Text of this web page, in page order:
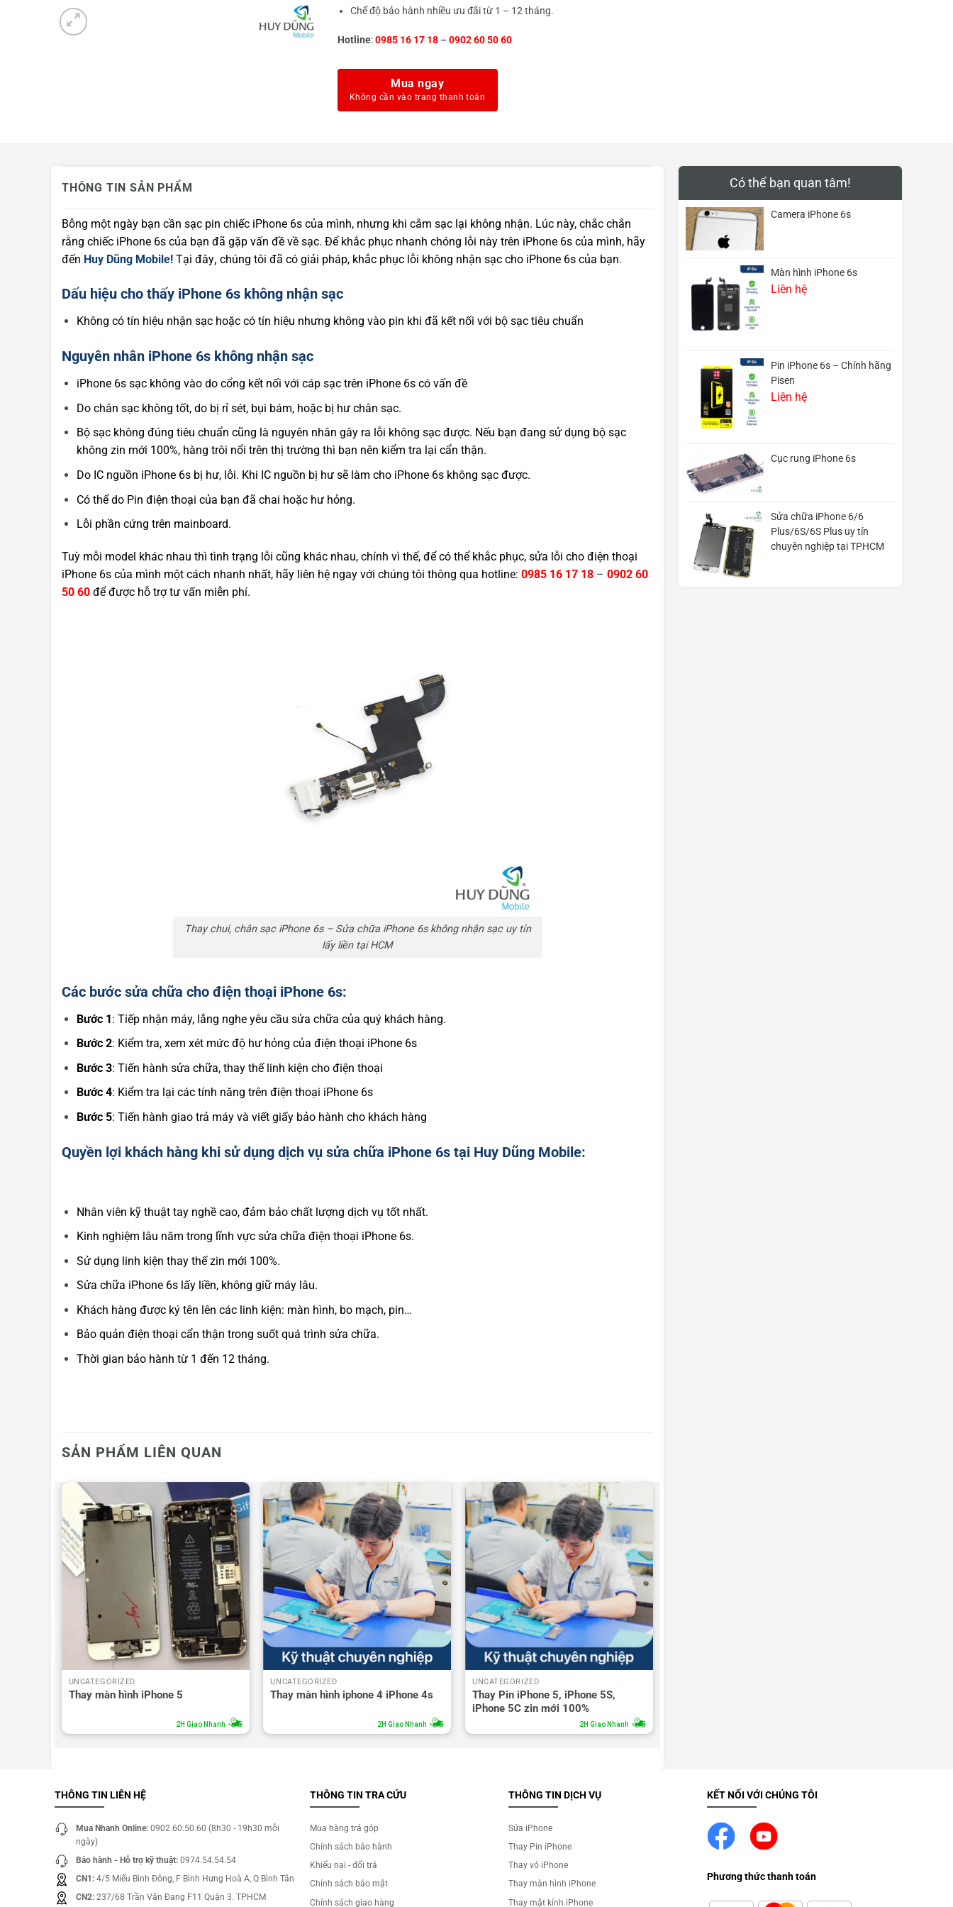
Mua hàng trả góp
Tin công nghệ
Chế độ bảo hành nhiều ưu đãi từ 1 – 12 tháng.
Hotline:0985 16 17 18– 0902 60 50 60
Mua ngay
THÔNG TIN SẢN PHẨM
Bỗng một ngày bạn cần sạc pin chiếc iPhone 6s của mình, nhưng khi cắm sạc lại không nhận. Lúc này, chắc chắn
rằng chiếc iPhone 6s của bạn đã gặp vấn đề về sạc. Để khắc phục nhanh chóng lỗi này trên iPhone 6s của mình, hãy
đến Huy Dũng Mobile! Tại đây, chúng tôi đã có giải pháp, khắc phục lỗi không nhận sạc cho iPhone 6s của bạn.
Dấu hiệu cho thấy iPhone 6s không nhận sạc
Không có tín hiệu nhận sạc hoặc có tín hiệu nhưng không vào pin khi đã kết nối với bộ sạc tiêu chuẩn
Nguyên nhân iPhone 6s không nhận sạc
iPhone 6s sạc không vào do cổng kết nối với cáp sạc trên iPhone 6s có vấn đề
Do chân sạc không tốt, do bị rỉ sét, bụi bám, hoặc bị hư chân sạc.
Bộ sạc không đúng tiêu chuẩn cũng là nguyên nhân gây ra lỗi không sạc được. Nếu bạn đang sử dụng bộ sạc
không zin mới 100%, hàng trôi nổi trên thị trường thì bạn nên kiểm tra lại cẩn thận.
Do IC nguồn iPhone 6s bị hư, lỗi. Khi IC nguồn bị hư sẽ làm cho iPhone 6s không sạc được.
Có thể do Pin điện thoại của bạn đã chai hoặc hư hỏng.
Lỗi phần cứng trên mainboard.
Tuỳ mỗi model khác nhau thì tình trạng lỗi cũng khác nhau, chính vì thế, để có thể khắc phục, sửa lỗi cho điện thoại
iPhone 6s của mình một cách nhanh nhất, hãy liên hệ ngay với chúng tôi thông qua hotline: 0985 16 17 18 – 0902 60
50 60 để được hỗ trợ tư vấn miễn phí.
Thay chui, chân sạc iPhone 6s – Sửa chữa iPhone 6s không nhận sạc uy tín
lấy liền tại HCM
Các bước sửa chữa cho điện thoại iPhone 6s:
Bước 1: Tiếp nhận máy, lắng nghe yêu cầu sửa chữa của quý khách hàng.
Bước 2: Kiểm tra, xem xét mức độ hư hỏng của điện thoại iPhone 6s
Bước 3: Tiến hành sửa chữa, thay thế linh kiện cho điện thoại
Bước 4: Kiểm tra lại các tính năng trên điện thoại iPhone 6s
Bước 5: Tiến hành giao trả máy và viết giấy bảo hành cho khách hàng
Quyền lợi khách hàng khi sử dụng dịch vụ sửa chữa iPhone 6s tại Huy Dũng Mobile:
Nhân viên kỹ thuật tay nghề cao, đảm bảo chất lượng dịch vụ tốt nhất.
Kinh nghiệm lâu năm trong lĩnh vực sửa chữa điện thoại iPhone 6s.
Sử dụng linh kiện thay thế zin mới 100%.
Sửa chữa iPhone 6s lấy liền, không giữ máy lâu.
Khách hàng được ký tên lên các linh kiện: màn hình, bo mạch, pin…
Bảo quản điện thoại cẩn thận trong suốt quá trình sửa chữa.
Thời gian bảo hành từ 1 đến 12 tháng.
SẢN PHẨM LIÊN QUAN
UNCATEGORIZED
Thay màn hình iPhone 5
2H Giao Nhanh
UNCATEGORIZED
Thay màn hình iphone 4 iPhone 4s
2H Giao Nhanh
UNCATEGORIZED
Thay Pin iPhone 5, iPhone 5S,
iPhone 5C zin mới 100%
2H Giao Nhanh
Có thể bạn quan tâm!
Camera iPhone 6s
Màn hình iPhone 6s
Liên hệ
Pin iPhone 6s – Chính hãng
Pisen
Liên hệ
Cục rung iPhone 6s
Sửa chữa iPhone 6/6
Plus/6S/6S Plus uy tín
chuyên nghiệp tại TPHCM
THÔNG TIN LIÊN HỆ
Mua Nhanh Online: 0902.60.50.60 (8h30 - 19h30 mỗi
ngày)
Bảo hành - Hỗ trợ kỹ thuật: 0974.54.54.54
CN1: 4/5 Miếu Bình Đông, F Bình Hưng Hoà A, Q Bình Tân
CN2: 237/68 Trần Văn Đang F11 Quận 3. TPHCM
THÔNG TIN TRA CỨU
Mua hàng trả góp
Chính sách bảo hành
Khiếu nại - đổi trả
Chính sách bảo mật
Chính sách giao hàng
THÔNG TIN DỊCH VỤ
Sửa iPhone
Thay Pin iPhone
Thay vỏ iPhone
Thay màn hình iPhone
Thay mặt kính iPhone
KẾT NỐI VỚI CHÚNG TÔI
Phương thức thanh toán